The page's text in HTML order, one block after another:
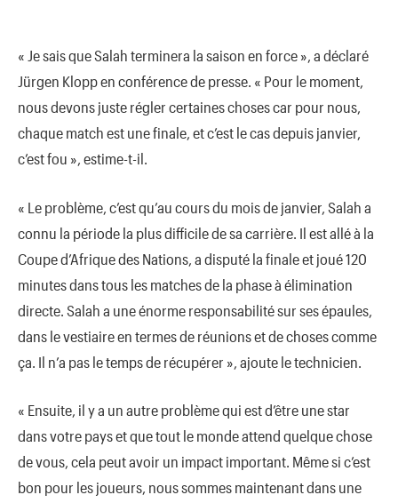
« Je sais que Salah terminera la saison en force », a déclaré
Jürgen Klopp en conférence de presse. « Pour le moment,
nous devons juste régler certaines choses car pour nous,
chaque match est une finale, et c’est le cas depuis janvier,
c’est fou », estime-t-il.
« Le problème, c’est qu’au cours du mois de janvier, Salah a
connu la période la plus difficile de sa carrière. Il est allé à la
Coupe d’Afrique des Nations, a disputé la finale et joué 120
minutes dans tous les matches de la phase à élimination
directe. Salah a une énorme responsabilité sur ses épaules,
dans le vestiaire en termes de réunions et de choses comme
ça. Il n’a pas le temps de récupérer », ajoute le technicien.
« Ensuite, il y a un autre problème qui est d’être une star
dans votre pays et que tout le monde attend quelque chose
de vous, cela peut avoir un impact important. Même si c’est
bon pour les joueurs, nous sommes maintenant dans une